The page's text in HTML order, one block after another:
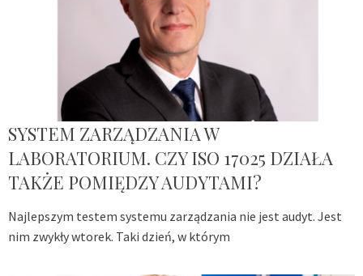
SYSTEM ZARZĄDZANIA W
LABORATORIUM. CZY ISO 17025 DZIAŁA
TAKŻE POMIĘDZY AUDYTAMI?
Najlepszym testem systemu zarządzania nie jest audyt. Jest
nim zwykły wtorek. Taki dzień, w którym